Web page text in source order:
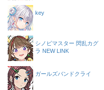
key
シノビマスター 閃乱カグ
ラ NEW LINK
ガールズバンドクライ